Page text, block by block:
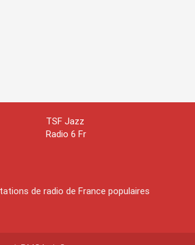
TSF Jazz
Radio 6 Fr
de radio de France populaires